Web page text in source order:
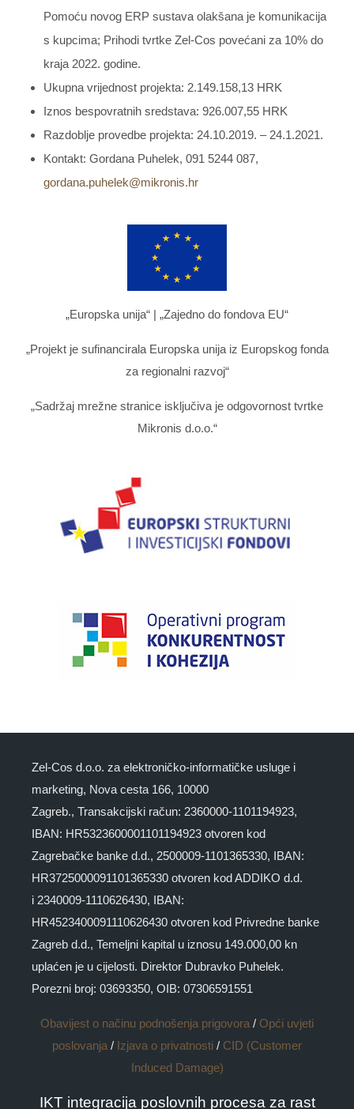
Pomoću novog ERP sustava olakšana je komunikacija
s kupcima; Prihodi tvrtke Zel-Cos povećani za 10% do
kraja 2022. godine.
Ukupna vrijednost projekta: 2.149.158,13 HRK
Iznos bespovratnih sredstava: 926.007,55 HRK
Razdoblje provedbe projekta: 24.10.2019. – 24.1.2021.
Kontakt: Gordana Puhelek, 091 5244 087,
gordana.puhelek@mikronis.hr
„Europska unija“ | „Zajedno do fondova EU“
„Projekt je sufinancirala Europska unija iz Europskog fonda
za regionalni razvoj“
„Sadržaj mrežne stranice isključiva je odgovornost tvrtke
Mikronis d.o.o.“
Zel-Cos d.o.o. za elektroničko-informatičke usluge i
marketing, Nova cesta 166, 10000
Zagreb., Transakcijski račun: 2360000-1101194923,
IBAN: HR5323600001101194923 otvoren kod
Zagrebačke banke d.d., 2500009-1101365330, IBAN:
HR3725000091101365330 otvoren kod ADDIKO d.d.
i 2340009-1110626430, IBAN:
HR4523400091110626430 otvoren kod Privredne banke
Zagreb d.d., Temeljni kapital u iznosu 149.000,00 kn
uplaćen je u cijelosti. Direktor Dubravko Puhelek.
Porezni broj: 03693350, OIB: 07306591551
Obavijest o načinu podnošenja prigovora / Opći uvjeti
poslovanja / Izjava o privatnosti / CID (Customer
Induced Damage)
IKT integracija poslovnih procesa za rast